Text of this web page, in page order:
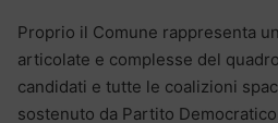
Proprio il Comune rappresenta
articolate e complesse del
candidati e tutte le coalizioni
sostenuto da Partito